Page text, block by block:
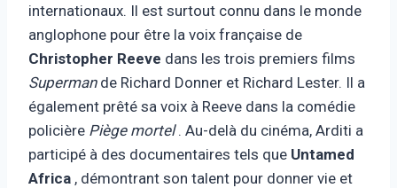
internationaux. Il est surtout connu dans le monde
anglophone pour être la voix française de
Christopher Reeve dans les trois premiers films
Supermande Richard Donner et Richard Lester. Il a
également prêté sa voix à Reeve dans la comédie
policière Piège mortel. Au-delà du cinéma, Arditi a
participé à des documentaires tels que Untamed
Africa , démontrant son talent pour donner vie et